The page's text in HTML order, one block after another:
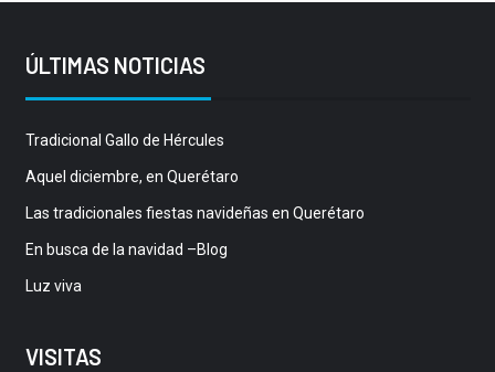
ÚLTIMAS NOTICIAS
Tradicional Gallo de Hércules
Aquel diciembre, en Querétaro
Las tradicionales fiestas navideñas en Querétaro
En busca de la navidad –Blog
Luz viva
VISITAS